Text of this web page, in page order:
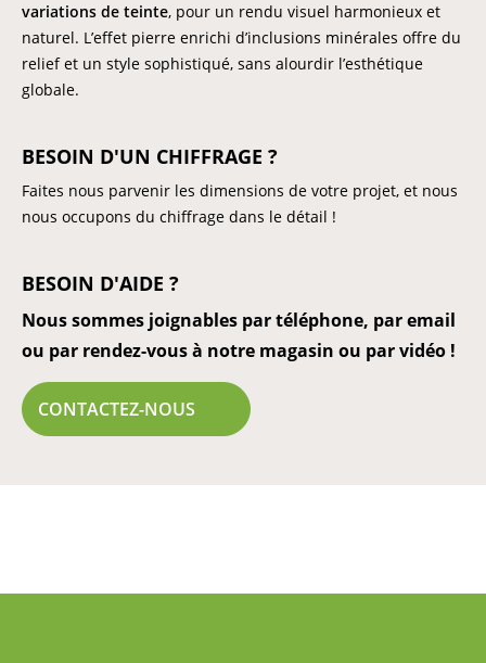
variations de teinte, pour un rendu visuel harmonieux et
naturel. L’effet pierre enrichi d’inclusions minérales offre du
relief et un style sophistiqué, sans alourdir l’esthétique
globale.
BESOIN D'UN CHIFFRAGE ?
Faites nous parvenir les dimensions de votre projet, et nous
nous occupons du chiffrage dans le détail !
BESOIN D'AIDE ?
Nous sommes joignables par téléphone, par email
ou par rendez-vous à notre magasin ou par vidéo !
CONTACTEZ-NOUS